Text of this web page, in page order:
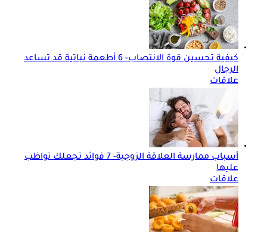
كيفية تحسين قوة الانتصاب- 6 أطعمة نباتية قد تساعد
الرجال
علاقات
أسباب ممارسة العلاقة الزوجية- 7 فوائد تجعلك تواظب
عليها
علاقات